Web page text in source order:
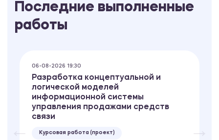
Последние выполненные
работы
06-08-2026 19:30
Разработка концептуальной и
логической моделей
информационной системы
управления продажами средств
связи
Курсовая работа (проект)